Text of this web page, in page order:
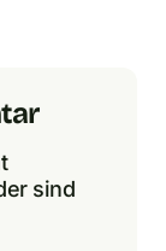
sind